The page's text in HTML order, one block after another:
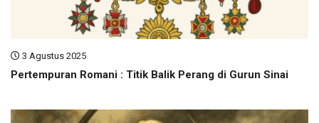
3 Agustus 2025
Pertempuran Romani : Titik Balik Perang di Gurun Sinai